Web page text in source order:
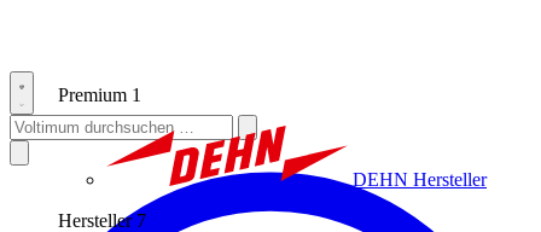
Premium 1
DEHN Hersteller
Hersteller 7